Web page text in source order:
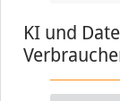
KI und